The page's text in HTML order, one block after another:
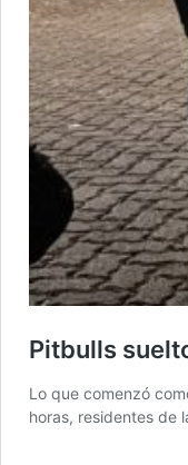
Pitbulls
Lo que comenzó
horas, residentes de